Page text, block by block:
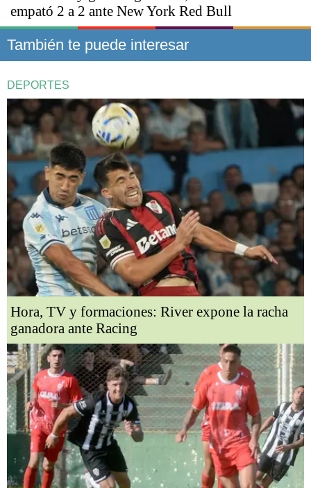
empató 2 a 2 ante New York Red Bull
También te puede interesar
DEPORTES
Hora, TV y formaciones: River expone la racha
ganadora ante Racing